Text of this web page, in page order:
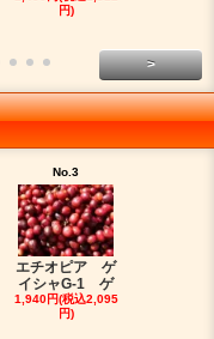
円)
>
No.3
エチオピア ゲ
イシャG-1 ゲ
1,940円(税込2,095
円)